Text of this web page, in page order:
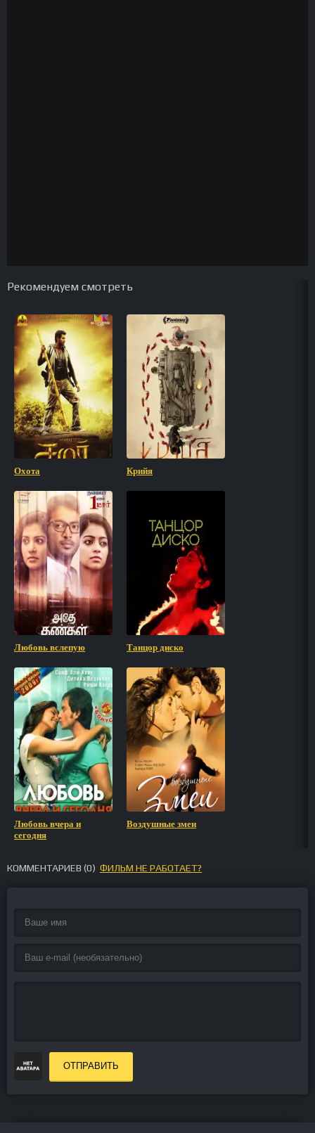
Рекомендуем смотреть
Охота Крийя
Любовь вслепую Танцор диско
Любовь вчера и
сегодня
Воздушные змеи
КОММЕНТАРИЕВ (0) ФИЛЬМ НЕ РАБОТАЕТ?
ОТПРАВИТЬ